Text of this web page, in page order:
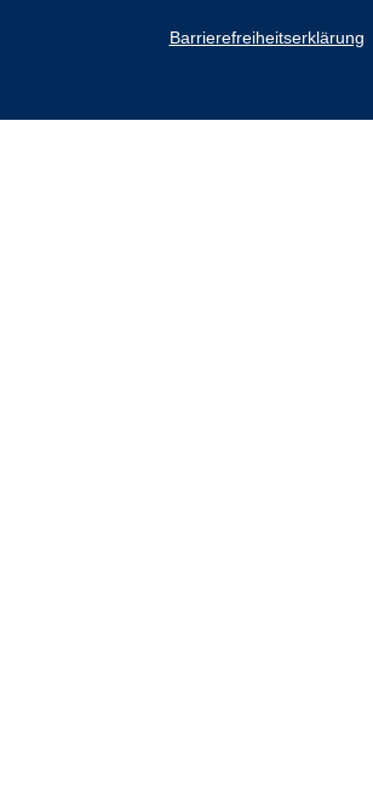
Barrierefreiheitserklärung